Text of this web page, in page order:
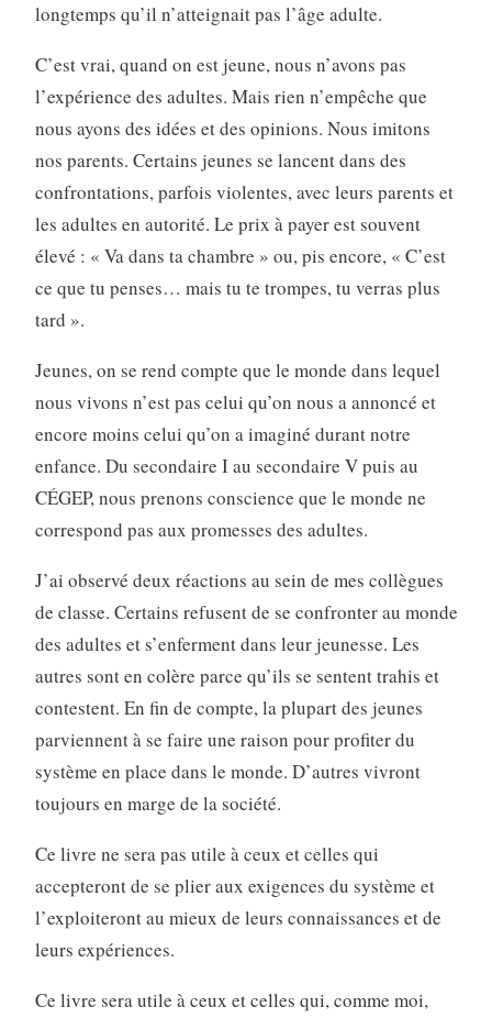
longtemps qu’il n’atteignait pas l’âge adulte.
C’est vrai, quand on est jeune, nous n’avons pas
l’expérience des adultes. Mais rien n’empêche que
nous ayons des idées et des opinions. Nous imitons
nos parents. Certains jeunes se lancent dans des
confrontations, parfois violentes, avec leurs parents et
les adultes en autorité. Le prix à payer est souvent
élevé : « Va dans ta chambre » ou, pis encore, « C’est
ce que tu penses… mais tu te trompes, tu verras plus
tard ».
Jeunes, on se rend compte que le monde dans lequel
nous vivons n’est pas celui qu’on nous a annoncé et
encore moins celui qu’on a imaginé durant notre
enfance. Du secondaire I au secondaire V puis au
CÉGEP, nous prenons conscience que le monde ne
correspond pas aux promesses des adultes.
J’ai observé deux réactions au sein de mes collègues
de classe. Certains refusent de se confronter au monde
des adultes et s’enferment dans leur jeunesse. Les
autres sont en colère parce qu’ils se sentent trahis et
contestent. En fin de compte, la plupart des jeunes
parviennent à se faire une raison pour profiter du
système en place dans le monde. D’autres vivront
toujours en marge de la société.
Ce livre ne sera pas utile à ceux et celles qui
accepteront de se plier aux exigences du système et
l’exploiteront au mieux de leurs connaissances et de
leurs expériences.
Ce livre sera utile à ceux et celles qui, comme moi,